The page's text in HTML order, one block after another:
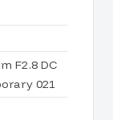
F2.8 DC
021